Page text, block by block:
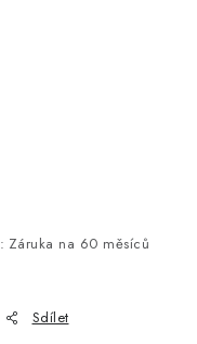
: Záruka na 60 měsíců
Sdílet